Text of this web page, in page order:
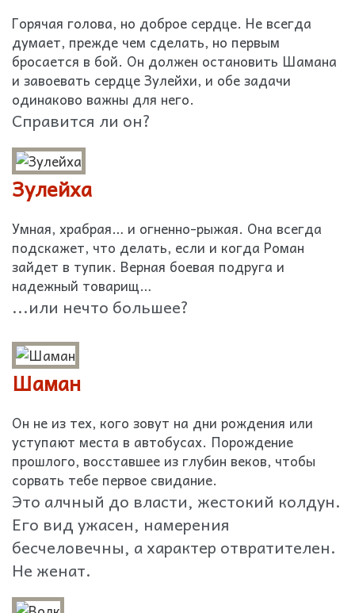
Горячая голова, но доброе сердце. Не всегда
думает, прежде чем сделать, но первым
бросается в бой. Он должен остановить Шамана
и завоевать сердце Зулейхи, и обе задачи
одинаково важны для него.
Справится ли он?
Зулейха
Умная, храбрая… и огненно-рыжая. Она всегда
подскажет, что делать, если и когда Роман
зайдет в тупик. Верная боевая подруга и
надежный товарищ…
...или нечто большее?
Шаман
Он не из тех, кого зовут на дни рождения или
уступают места в автобусах. Порождение
прошлого, восставшее из глубин веков, чтобы
сорвать тебе первое свидание.
Это алчный до власти, жестокий колдун.
Его вид ужасен, намерения
бесчеловечны, а характер отвратителен.
Не женат.